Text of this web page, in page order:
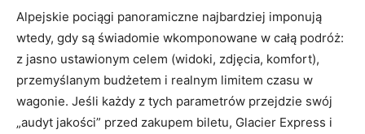
Alpejskie pociągi panoramiczne najbardziej imponują
wtedy, gdy są świadomie wkomponowane w całą podróż:
z jasno ustawionym celem (widoki, zdjęcia, komfort),
przemyślanym budżetem i realnym limitem czasu w
wagonie. Jeśli każdy z tych parametrów przejdzie swój
„audyt jakości” przed zakupem biletu, Glacier Express i